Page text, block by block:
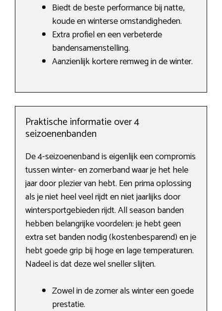
Biedt de beste performance bij natte,
koude en winterse omstandigheden.
Extra profiel en een verbeterde
bandensamenstelling.
Aanzienlijk kortere remweg in de winter.
Praktische informatie over 4
seizoenenbanden
De 4-seizoenenband is eigenlijk een compromis
tussen winter- en zomerband waar je het hele
jaar door plezier van hebt. Een prima oplossing
als je niet heel veel rijdt en niet jaarlijks door
wintersportgebieden rijdt. All season banden
hebben belangrijke voordelen: je hebt geen
extra set banden nodig (kostenbesparend) en je
hebt goede grip bij hoge en lage temperaturen.
Nadeel is dat deze wel sneller slijten.
Zowel in de zomer als winter een goede
prestatie.